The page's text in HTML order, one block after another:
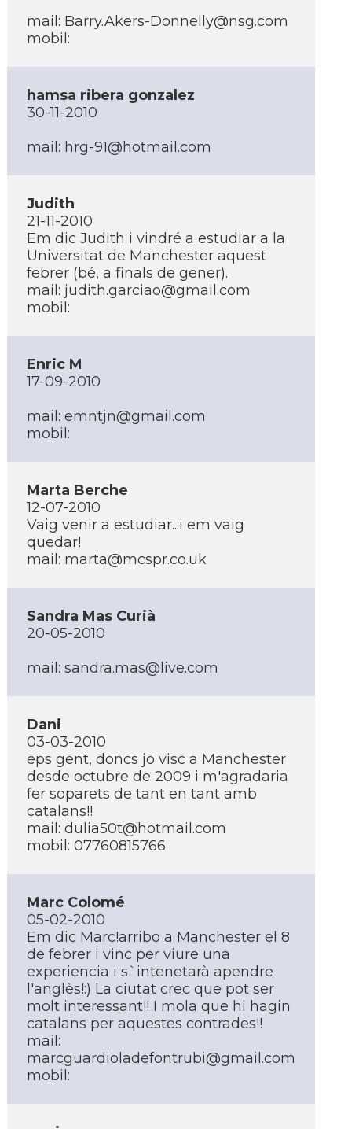
mail: Barry.Akers-Donnelly@nsg.com
mobil:
hamsa ribera gonzalez
30-11-2010
mail: hrg-91@hotmail.com
Judith
21-11-2010
Em dic Judith i vindré a estudiar a la
Universitat de Manchester aquest
febrer (bé, a finals de gener).
mail: judith.garciao@gmail.com
mobil:
Enric M
17-09-2010
mail: emntjn@gmail.com
mobil:
Marta Berche
12-07-2010
Vaig venir a estudiar...i em vaig
quedar!
mail: marta@mcspr.co.uk
Sandra Mas Curià
20-05-2010
mail: sandra.mas@live.com
Dani
03-03-2010
eps gent, doncs jo visc a Manchester
desde octubre de 2009 i m'agradaria
fer soparets de tant en tant amb
catalans!!
mail: dulia50t@hotmail.com
mobil: 07760815766
Marc Colomé
05-02-2010
Em dic Marc!arribo a Manchester el 8
de febrer i vinc per viure una
experiencia i s`intenetarà apendre
l'anglès!:) La ciutat crec que pot ser
molt interessant!! I mola que hi hagin
catalans per aquestes contrades!!
mail:
marcguardioladefontrubi@gmail.com
mobil: